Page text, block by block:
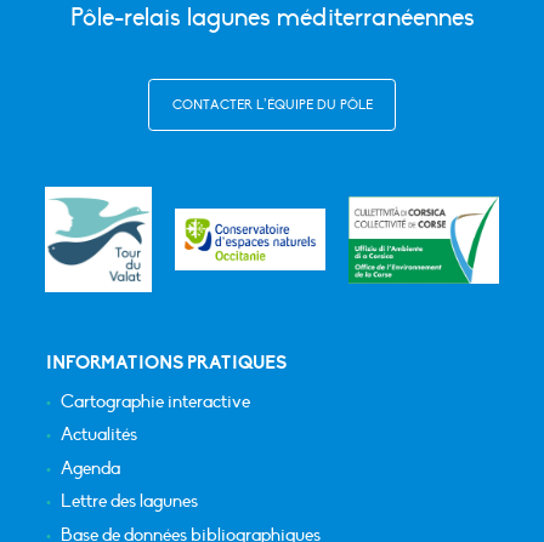
Pôle-relais lagunes méditerranéennes
CONTACTER L’ÉQUIPE DU PÔLE
INFORMATIONS PRATIQUES
Cartographie interactive
Actualités
Agenda
Lettre des lagunes
Base de données bibliographiques